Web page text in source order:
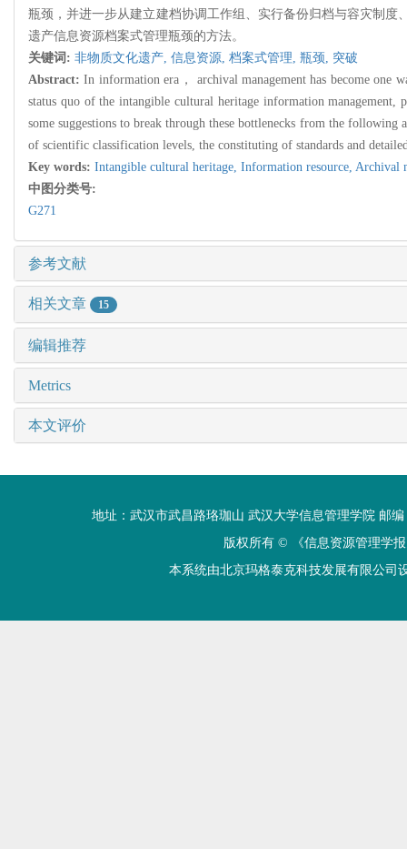
瓶颈，并进一步从建立建档协调工作组、实行备份归档与容灾制
遗产信息资源档案式管理瓶颈的方法。
关键词: 非物质文化遗产, 信息资源, 档案式管理, 瓶颈, 突破
Abstract:In information era， archival management has become one
status quo of the intangible cultural heritage information
some suggestions to break through these bottlenecks from the
of scientific classification levels, the constituting of standards and
Key words: Intangible cultural heritage, Information resource, Archival
中图分类号:
G271
参考文献
相关文章 15
编辑推荐
Metrics
本文评价
地址：武汉市武昌路珞珈山 武汉大学信息管理学院 邮编
版权所有 ©
《信息资源管理学
本系统由北京玛格泰克科技发展有限公司